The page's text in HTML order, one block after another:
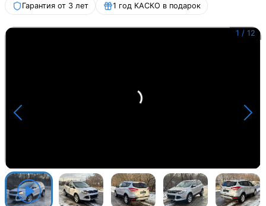
Гарантия от 3 лет 1 год КАСКО в подарок
1 / 12